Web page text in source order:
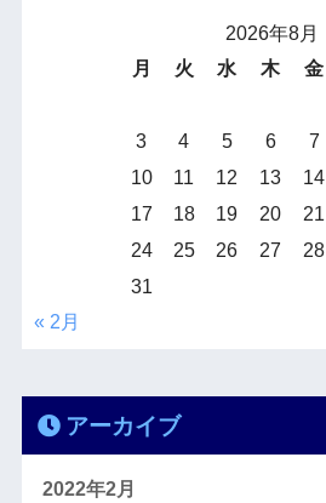
2026年8月
月
火 水 木 金
3
4 5 6 7
10
11 12 13 14
17
18 19 20 21
24
25 26 27 28
31
« 2月
アーカイブ
2022年2月